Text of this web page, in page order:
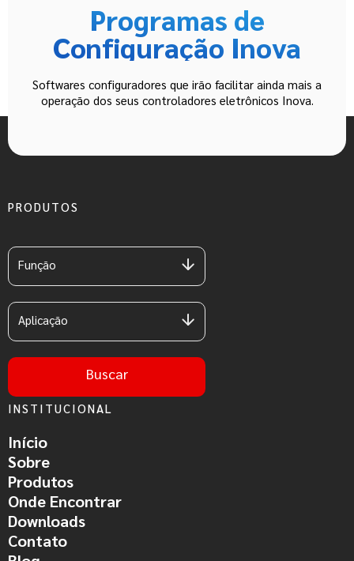
Programas de
Configuração Inova
Softwares configuradores que irão facilitar ainda mais a
operação dos seus controladores eletrônicos Inova.
INSTITUCIONAL
Início
Sobre
Produtos
Onde Encontrar
Downloads
Contato
PRODUTOS
Função
Aplicação
Buscar